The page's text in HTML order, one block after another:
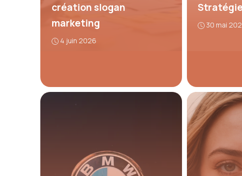
création slogan
marketing
4 juin 2026
30 mai